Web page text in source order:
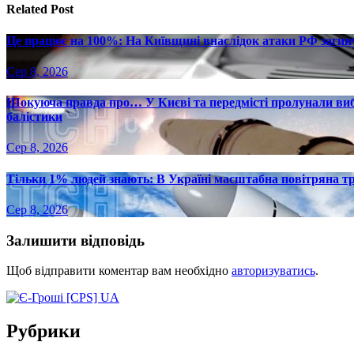
Related Post
Це працює на 100%: На Київщині внаслідок атаки РФ
Сер 8, 2026
Шокуюча правда про… У Києві та передмісті пролунали
балістики
Сер 8, 2026
Тільки 1% людей знають: В Україні масштабна повітряна
Сер 8, 2026
Залишити відповідь
Щоб відправити коментар вам необхідно авторизуватись.
Рубрики